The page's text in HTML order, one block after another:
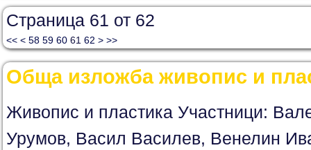
Страница 61 от 62
<< < 58 59 60 61 62 > >>
Обща изложба живопис и
Живопис и пластика Участници:
Урумов, Васил Василев, Венелин